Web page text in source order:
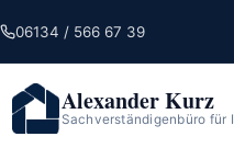
06134 / 566 67 39
Alexander Kurz
Sachverständigenbüro für